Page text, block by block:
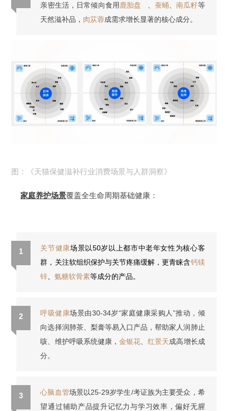
亲密生活，日常倾向食用 鹿胎盘 蚕蛹 、南瓜籽等
天然滋补品， 肉苁蓉成需求增长显著的核心成分。
图：《天猫保健滋补行业消费场景与人群洞察》
家庭养护场景覆盖全生命周期基础健康：
1 关节健康场景以50岁以上都市中老年女性为核心客
群，关注软组织保护与关节疼痛缓解，更青睐含钙镁
锌 、氨糖软骨素等成分的产品。
2 呼吸健康场景由30-34岁“家庭健康采购人”推动，倾
向选择润肺茶、梨膏等易入口产品，帮助家人润肺止
咳、维护呼吸系统健康， 金银花 、红景天成高增长成
分。
3 心脑血管场景以25-29岁学生/考证族为主要受众，希
望通过辅助产品提升记忆力与学习效率，偏好无腥